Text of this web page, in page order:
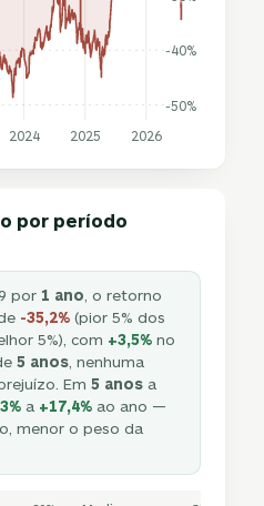
-50%
-40%
2024 2025 2026
por período
por 1 ano , o retorno
-35,2% (pior 5% dos
5%), com +3,5% no
5 anos , nenhuma
Em5 anos a
a +17,4% ao ano —
menor o peso da